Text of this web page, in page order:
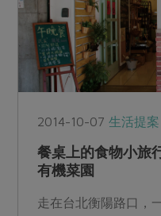
2014-10-07生活提案
餐桌上的食物小旅
有機菜園
走在台北衡陽路口，